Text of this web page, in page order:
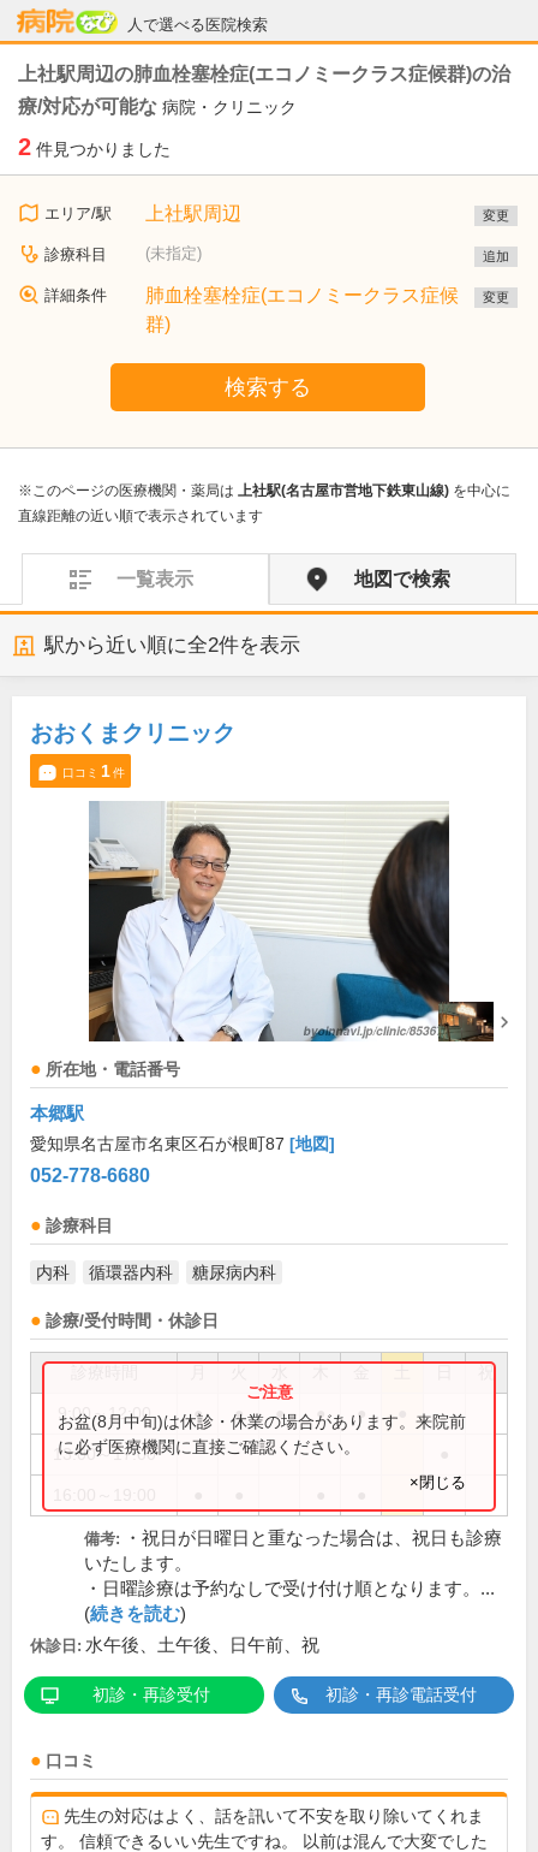
人で選べる医院検索
病院なび
上社駅周辺の肺血栓塞栓症(エコノミークラス症候群)の治
療/対応が可能な 病院・クリニック
2 件見つかりました
エリア/駅 上社駅周辺 変更
診療科目 (未指定) 追加
詳細条件
肺血栓塞栓症(エコノミークラス症候
群)
変更
検索する
※このページの医療機関・薬局は 上社駅(名古屋市営地下鉄東山線) を中心に
直線距離の近い順で表示されています
一覧表示 地図で検索
駅から近い順に全2件を表示
おおくまクリニック
口コミ 1件
所在地・電話番号
本郷駅
愛知県名古屋市名東区石が根町87 [地図]
052-778-6680
診療科目
内科 循環器内科 糖尿病内科
診療/受付時間・休診日
祝
9:00～12:00 ● ● ● ● ●
13:00～17:00
お盆(8月中旬)は休診・休業の場合があります。来院前
に必ず医療機関に直接ご確認ください。
×閉じる
備考:
・祝日が日曜日と重なった場合は、祝日も診療
いたします。
・日曜診療は予約なしで受け付け順となります。...
(続きを読む)
休診日: 水午後、土午後、日午前、祝
初診・再診受付 初診・再診電話受付
口コミ
先生の対応はよく、話を訊いて不安を取り除いてくれま
す。 信頼できるいい先生ですね。 以前は混んで大変でした